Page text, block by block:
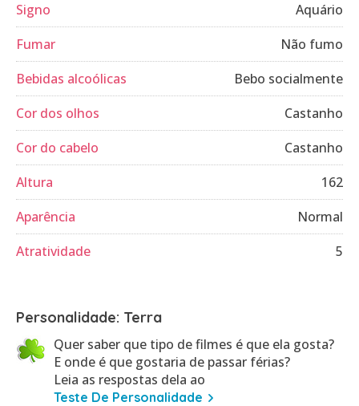
Signo
Aquário
Fumar
Não fumo
Bebidas alcoólicas
Bebo socialmente
Cor dos olhos
Castanho
Cor do cabelo
Castanho
Altura
162
Aparência
Normal
Atratividade
5
Personalidade: Terra
Quer saber que tipo de filmes é que ela gosta?
E onde é que gostaria de passar férias?
Leia as respostas dela ao
Teste De Personalidade